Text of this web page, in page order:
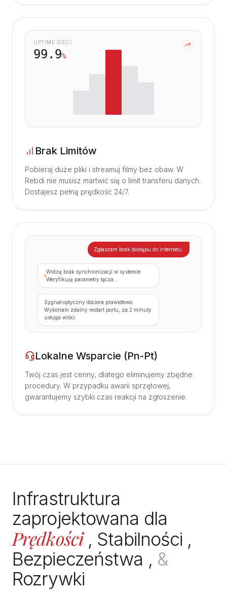
UPTIME SIECI
99.9%
Brak Limitów
Pobieraj duże pliki i streamuj filmy bez obaw. W
Rebdi nie musisz martwić się o limit transferu danych.
Dostajesz pełną prędkość 24/7.
Zgłaszam brak dostępu do internetu.
Widzę brak synchronizacji w systemie.
Weryfikuję parametry łącza...
Sygnał optyczny dociera prawidłowo.
Wykonam zdalny restart portu, za 2 minuty
usługa wróci.
Lokalne Wsparcie (Pn-Pt)
Twój czas jest cenny, dlatego eliminujemy zbędne
procedury. W przypadku awarii sprzętowej,
gwarantujemy szybki czas reakcji na zgłoszenie.
Infrastruktura
zaprojektowana dla
Prędkości , Stabilności ,
Bezpieczeństwa , &
Rozrywki